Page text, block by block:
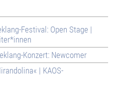
Festival: Open Stage |
Konzert: Newcomer
| KAOS-